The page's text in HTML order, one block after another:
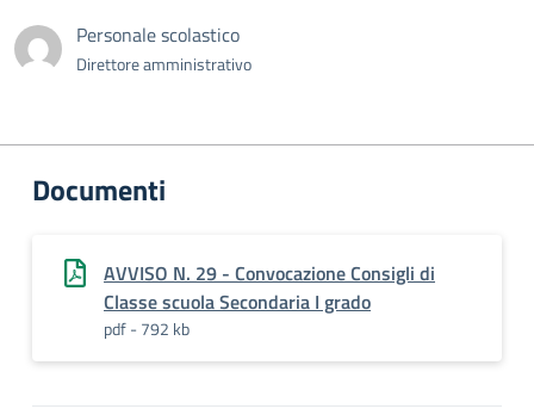
Personale scolastico
Direttore amministrativo
Documenti
AVVISO N. 29 - Convocazione Consigli di
Classe scuola Secondaria I grado
pdf - 792 kb